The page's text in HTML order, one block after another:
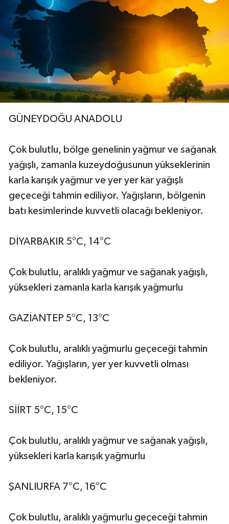
GÜNEYDOĞU ANADOLU
Çok bulutlu, bölge genelinin yağmur ve sağanak
yağışlı, zamanla kuzeydoğusunun yükseklerinin
karla karışık yağmur ve yer yer kar yağışlı
geçeceği tahmin ediliyor. Yağışların, bölgenin
batı kesimlerinde kuvvetli olacağı bekleniyor.
DİYARBAKIR 5°C, 14°C
Çok bulutlu, aralıklı yağmur ve sağanak yağışlı,
yüksekleri zamanla karla karışık yağmurlu
GAZİANTEP 5°C, 13°C
Çok bulutlu, aralıklı yağmurlu geçeceği tahmin
ediliyor. Yağışların, yer yer kuvvetli olması
bekleniyor.
SİİRT 5°C, 15°C
Çok bulutlu, aralıklı yağmur ve sağanak yağışlı,
yüksekleri karla karışık yağmurlu
ŞANLIURFA 7°C, 16°C
Çok bulutlu, aralıklı yağmurlu geçeceği tahmin